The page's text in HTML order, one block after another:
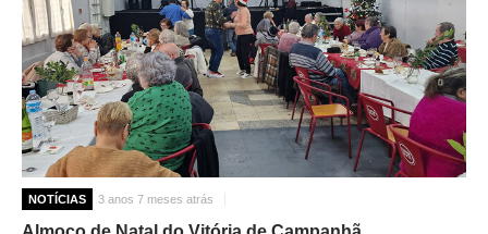
NOTÍCIAS 3 anos 7 meses atrás